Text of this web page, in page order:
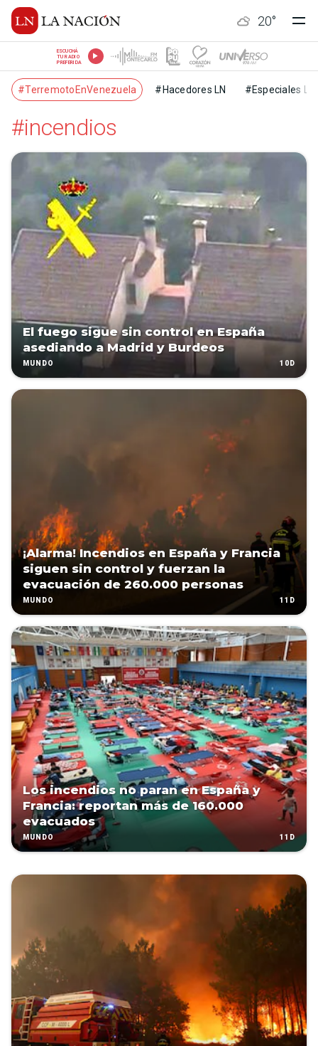
20°
ESCUCHÁ
TU RADIO
PREFERIDA
#TerremotoEnVenezuela #Hacedores LN #Especiales LN
#incendios
El fuego sigue sin control en España
asediando a Madrid y Burdeos
MUNDO 10D
¡Alarma! Incendios en España y Francia
siguen sin control y fuerzan la
evacuación de 260.000 personas
MUNDO 11D
Los incendios no paran en España y
Francia: reportan más de 160.000
evacuados
MUNDO 11D